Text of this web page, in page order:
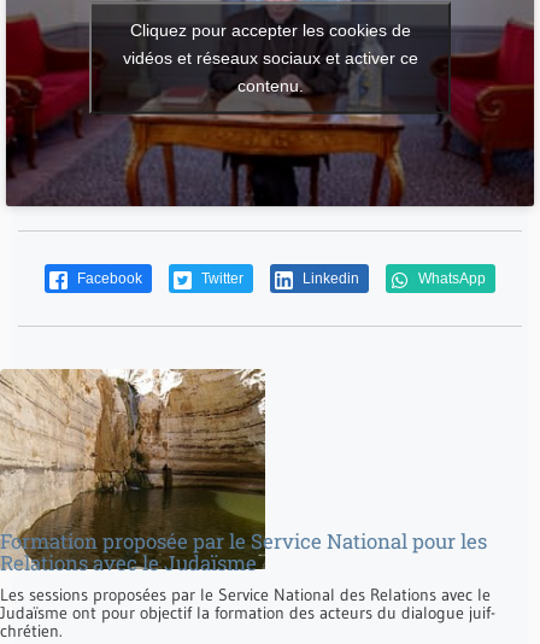
Cliquez pour accepter les cookies de
vidéos et réseaux sociaux et activer ce
contenu.
Facebook Twitter Linkedin WhatsApp
Formation proposée par le Service National pour les
Relations avec le Judaïsme
Les sessions proposées par le Service National des Relations avec le
Judaïsme ont pour objectif la formation des acteurs du dialogue juif-
chrétien.